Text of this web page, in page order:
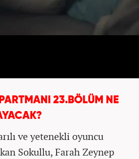
23.BÖLÜM NE
ve yetenekli oyuncu
Sokullu, Farah Zeynep